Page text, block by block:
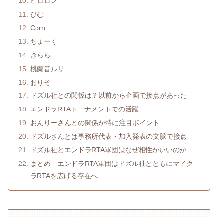
ぴむ
Corn
ちょーく
きらら
桃蘭音ルリ
おりそ
ドズル社との関係は？以前から企画で接点があった
エンドラRTAトーナメントでの活躍
おんりーさんとの関係が特に注目ポイント
ドズルさんとは事務所代表・加入発表の文脈で接点
ドズル社とエンドラRTA軍団はなぜ相性がいいのか
まとめ：エンドラRTA軍団はドズル社とともにマイク
ラRTAを広げる存在へ